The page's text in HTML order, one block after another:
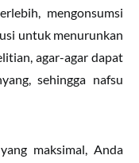
mengonsumsi
untuk menurunkan
agar-agar dapat
sehingga nafsu
maksimal, Anda